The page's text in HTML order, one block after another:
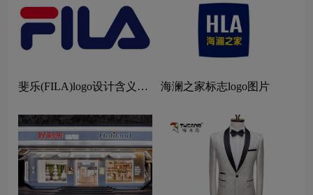
斐乐(FILA)logo设计含义及
海澜之家标志logo图片